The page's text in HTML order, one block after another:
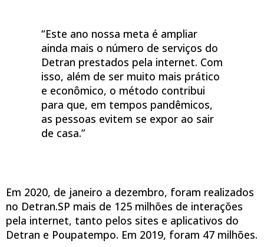
“Este ano nossa meta é ampliar
ainda mais o número de serviços do
Detran prestados pela internet. Com
isso, além de ser muito mais prático
e econômico, o método contribui
para que, em tempos pandêmicos,
as pessoas evitem se expor ao sair
de casa.”
Em 2020, de janeiro a dezembro, foram realizados
no Detran.SP mais de 125 milhões de interações
pela internet, tanto pelos sites e aplicativos do
Detran e Poupatempo. Em 2019, foram 47 milhões.